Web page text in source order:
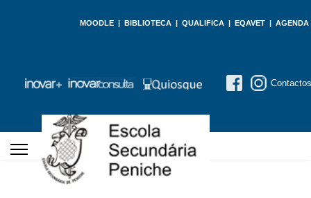
MOODLE | BIBLIOTECA | QUALIFICA | EQAVET | AGENDA
Contactos